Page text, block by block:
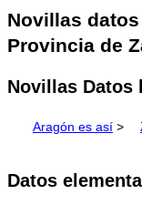
Novillas
Provincia de
Novillas Datos
Aragón es así >
Datos